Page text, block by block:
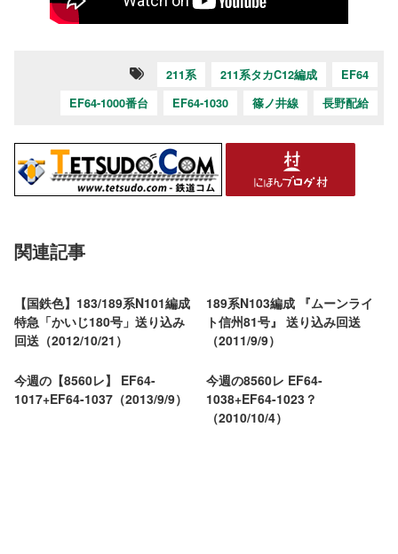
211系 211系タカC12編成
EF64
EF64-1000番台
EF64-1030 篠ノ井線 長野配給
関連記事
【国鉄色】183/189系N101編成
特急「かいじ180号」送り込み
回送（2012/10/21）
189系N103編成 『ムーンライ
ト信州81号』 送り込み回送
（2011/9/9）
今週の【8560レ】 EF64-
1017+EF64-1037（2013/9/9）
今週の8560レ EF64-
1038+EF64-1023？
（2010/10/4）